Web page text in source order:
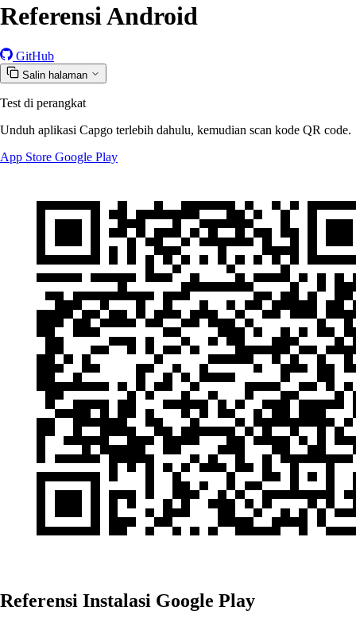
Referensi Android
GitHub
Salin halaman
Test di perangkat
Unduh aplikasi Capgo terlebih dahulu, kemudian scan kode QR code.
App Store Google Play
Referensi Instalasi Google Play